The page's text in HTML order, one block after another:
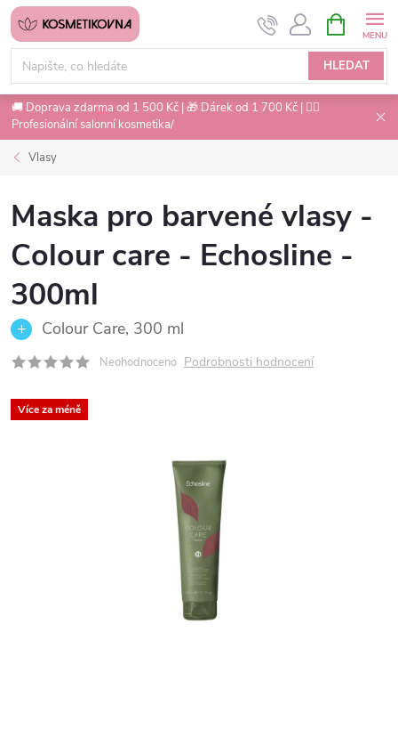
Přejít
obsah
HLEDAT
NÁKUPNÍ
KOŠÍK
🚚 Doprava zdarma od 1 500 Kč | 🎁 Dárek od 1 700 Kč | 💇‍♀️
Profesionální salonní kosmetika/
Vlasy
Maska pro barvené vlasy -
Colour care - Echosline -
300ml
Colour Care, 300 ml
Neohodnoceno Podrobnosti hodnocení
Více za méně